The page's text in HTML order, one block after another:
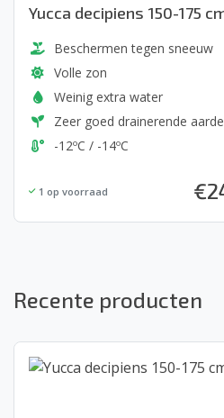
Yucca decipiens 150-175
Beschermen tegen sneeuw
Volle zon
Weinig extra water
Zeer goed drainerende aarde
-12ºC / -14ºC
1 op voorraad €
Recente producten